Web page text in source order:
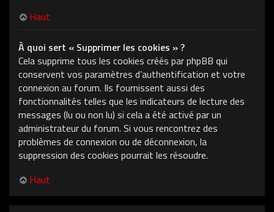
Haut
À quoi sert « Supprimer les cookies » ?
Cela supprime tous les cookies créés par phpBB qui
conservent vos paramètres d’authentification et votre
connexion au forum. Ils fournissent aussi des
fonctionnalités telles que les indicateurs de lecture des
messages (lu ou non lu) si cela a été activé par un
administrateur du forum. Si vous rencontrez des
problèmes de connexion ou de déconnexion, la
suppression des cookies pourrait les résoudre.
Haut